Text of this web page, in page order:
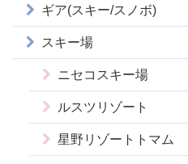
ギア(スキー/スノボ)
スキー場
ニセコスキー場
ルスツリゾート
星野リゾートトマム